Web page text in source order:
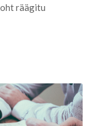
räägitu